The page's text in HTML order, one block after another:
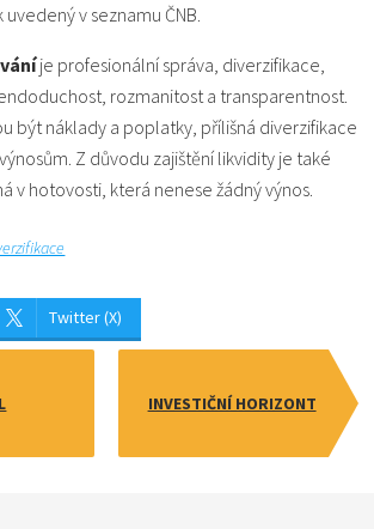
v seznamu ČNB.
je profesionální správa, diverzifikace,
rozmanitost a transparentnost.
být náklady a poplatky, přílišná diverzifikace
Z důvodu zajištění likvidity je také
v hotovosti, která nenese žádný výnos.
Twitter (X)
INVESTIČNÍ HORIZONT